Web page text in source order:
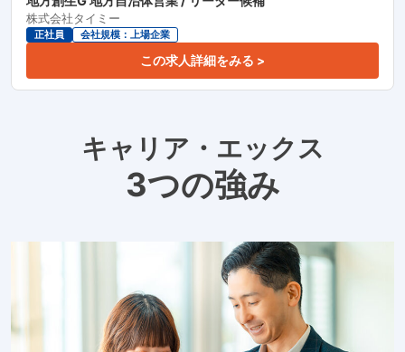
株式会社タイミー
正社員 会社規模：上場企業
この求人詳細をみる >
キャリア・エックス
3つの強み